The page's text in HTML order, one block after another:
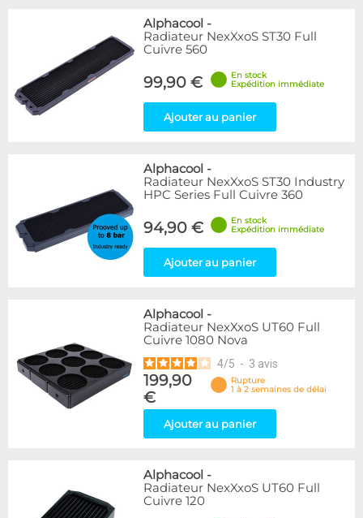
Alphacool -
Radiateur NexXxoS ST30 Full
Cuivre 560
99,90 €
En stock
Expédition immédiate
Ajouter au panier
Alphacool -
Radiateur NexXxoS ST30 Industry
HPC Series Full Cuivre 360
94,90 €
En stock
Expédition immédiate
Ajouter au panier
Alphacool -
Radiateur NexXxoS UT60 Full
Cuivre 1080 Nova
4/5 - 3 avis
199,90
€
Rupture
1 à 2 semaines de délai
Ajouter au panier
Alphacool -
Radiateur NexXxoS UT60 Full
Cuivre 120